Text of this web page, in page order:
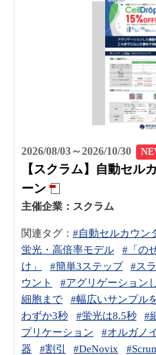
2026/08/03～2026/10/30
【スクラム】自動セル
ーン
主催企業： スクラム
関連タグ： #自動セルカウン
蛍光・高倍率モデル
#「の
け」
#簡単3ステップ #ス
ウント
#アグリゲーション
細胞まで
#幅広いサンプル
わずか3秒
#蛍光は8.5秒 #
プリケーション
#オルガノ
器
#割引 #DeNovix